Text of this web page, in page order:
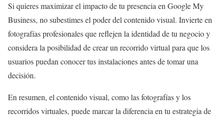
Si quieres maximizar el impacto de tu presencia en Google My
Business, no subestimes el poder del contenido visual. Invierte en
fotografías profesionales que reflejen la identidad de tu negocio y
considera la posibilidad de crear un recorrido virtual para que los
usuarios puedan conocer tus instalaciones antes de tomar una
decisión.
En resumen, el contenido visual, como las fotografías y los
recorridos virtuales, puede marcar la diferencia en tu estrategia de